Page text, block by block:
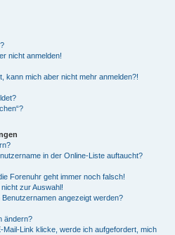
nicht anmelden!
kann mich aber nicht mehr anmelden?!
in der Online-Liste auftaucht?
Forenuhr geht immer noch falsch!
zur Auswahl!
angezeigt werden?
ändern?
Link klicke, werde ich aufgefordert, mich